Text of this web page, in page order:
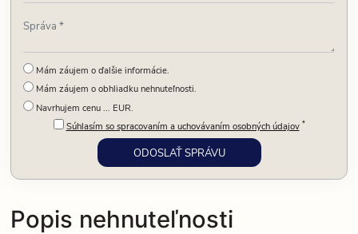
Popis nehnuteľnosti
Mám záujem o ďalšie informácie.
Mám záujem o obhliadku nehnuteľnosti.
Navrhujem cenu ... EUR.
Súhlasím so spracovaním a uchovávaním osobných údajov *